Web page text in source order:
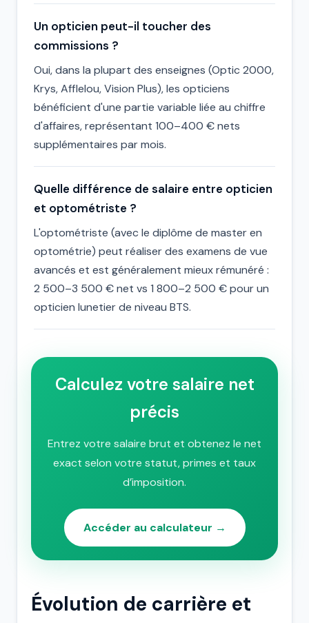
Un opticien peut-il toucher des
commissions ?
Oui, dans la plupart des enseignes (Optic 2000,
Krys, Afflelou, Vision Plus), les opticiens
bénéficient d'une partie variable liée au chiffre
d'affaires, représentant 100–400 € nets
supplémentaires par mois.
Quelle différence de salaire entre opticien
et optométriste ?
L'optométriste (avec le diplôme de master en
optométrie) peut réaliser des examens de vue
avancés et est généralement mieux rémunéré :
2 500–3 500 € net vs 1 800–2 500 € pour un
opticien lunetier de niveau BTS.
Calculez votre salaire net
précis
Entrez votre salaire brut et obtenez le net
exact selon votre statut, primes et taux
d’imposition.
Accéder au calculateur →
Évolution de carrière et